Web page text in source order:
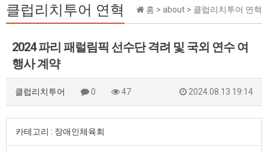
홈 > about > 클럽리치투어 연혁
클럽리치투어 연혁
2024 파리 패럴림픽 선수단 격려 및 국외 연수 여
행사 계약
클럽리치투어 0 47 2024.08.13 19:14
카테고리 : 장애인체육회